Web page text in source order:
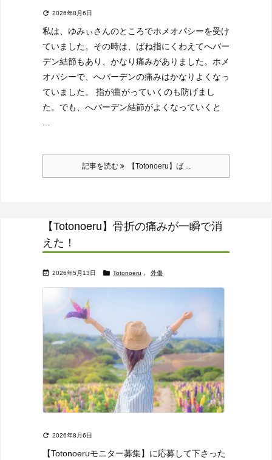
 2026年8月6日
私は、ゆみぃさんのところでホメオパシーを受け
ていました。 その時は、ばね指にくわえてへバー
デン結節もあり、かなり痛みがありました。 ホメ
オパシーで、へバーデンの痛みはかなりよくなっ
ていました。 指が曲がっていくのも防げまし
た。 でも、へバーデン結節がよくなっていくと
...
記事を読む 【Totonoeru】ば ...
【Totonoeru】骨折の痛みが一瞬で消
えた！
 2026年5月13日  Totonoeru , 外傷
 2026年8月6日
【Totonoeruモニター募集】に応募して下さった